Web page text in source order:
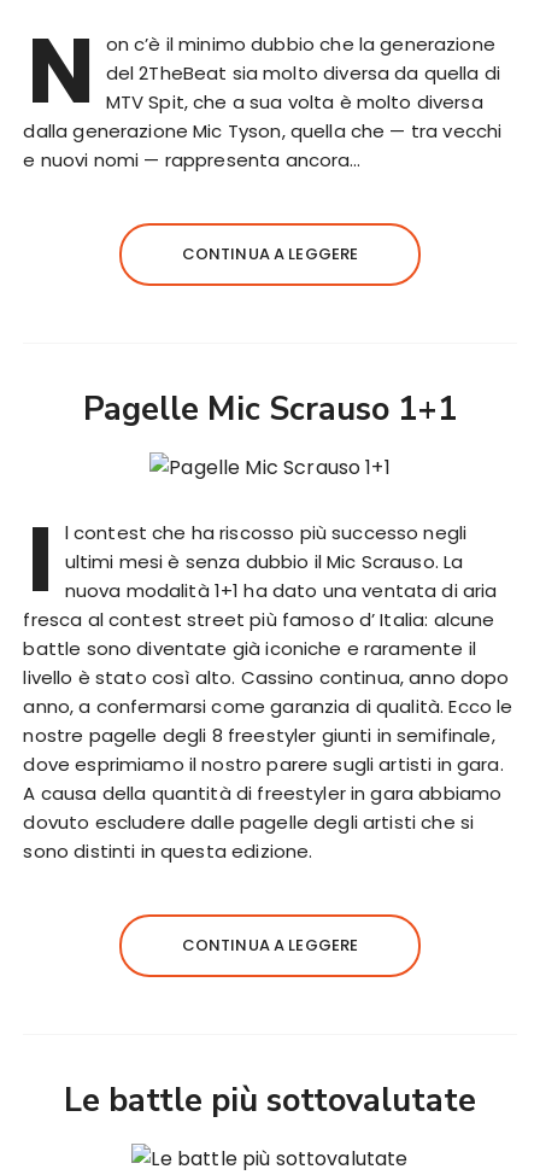
N
on c’è il minimo dubbio che la generazione
del 2TheBeat sia molto diversa da quella di
MTV Spit, che a sua volta è molto diversa
dalla generazione Mic Tyson, quella che — tra vecchi
e nuovi nomi — rappresenta ancora…
CONTINUA A LEGGERE
Pagelle Mic Scrauso 1+1
I
l contest che ha riscosso più successo negli
ultimi mesi è senza dubbio il Mic Scrauso. La
nuova modalità 1+1 ha dato una ventata di aria
fresca al contest street più famoso d’ Italia: alcune
battle sono diventate già iconiche e raramente il
livello è stato così alto. Cassino continua, anno dopo
anno, a confermarsi come garanzia di qualità. Ecco le
nostre pagelle degli 8 freestyler giunti in semifinale,
dove esprimiamo il nostro parere sugli artisti in gara.
A causa della quantità di freestyler in gara abbiamo
dovuto escludere dalle pagelle degli artisti che si
sono distinti in questa edizione.
CONTINUA A LEGGERE
Le battle più sottovalutate